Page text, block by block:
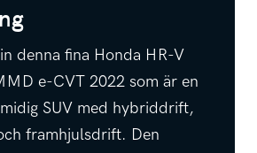
denna fina Honda HR-V
e-CVT 2022 som är en
SUV med hybriddrift,
framhjulsdrift. Den